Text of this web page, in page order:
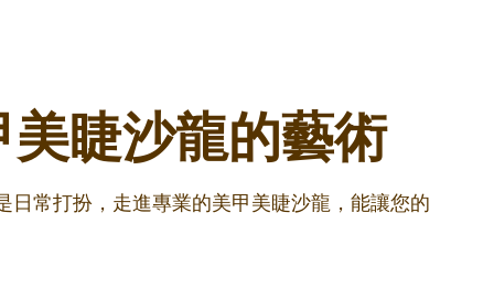
睫沙龍的藝術
日常打扮，走進專業的美甲美睫沙龍，能讓您的